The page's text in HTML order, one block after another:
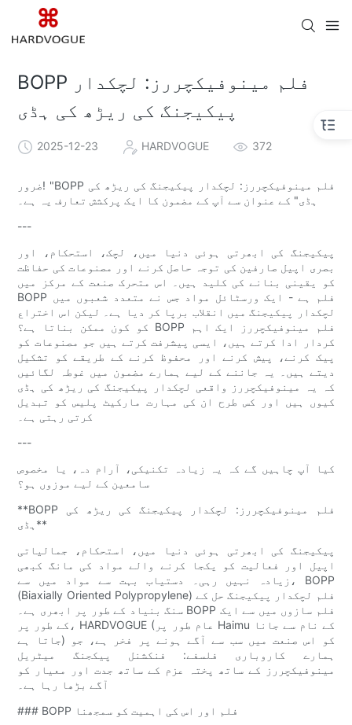
BOPP فلم مینوفیکچررز: لچکدار
پیکیجنگ کی ریڑھ کی ہڈی
2025-12-23 HARDVOGUE 372
ضرور! "BOPP فلم مینوفیکچررز: لچکدار پیکیجنگ کی ریڑھ کی
ہڈی" کے عنوان سے آپ کے مضمون کا ایک پرکشش تعارف یہ ہے۔
---
پیکیجنگ کی ابھرتی ہوئی دنیا میں، لچک، استحکام، اور
بصری اپیل صارفین کی توجہ حاصل کرنے اور مصنوعات کی حفاظت
کو یقینی بنانے کی کلید ہیں۔ اس متحرک صنعت کے مرکز میں
BOPP فلم ہے - ایک ورسٹائل مواد جس نے متعدد شعبوں میں
لچکدار پیکیجنگ میں انقلاب برپا کر دیا ہے۔ لیکن اس اختراع
کو کون ممکن بناتا ہے؟ BOPP فلم مینوفیکچررز ایک اہم
کردار ادا کرتے ہیں، ایسی پیشرفت کرتے ہیں جو مصنوعات کو
پیک کرنے، پیش کرنے اور محفوظ کرنے کے طریقے کو تشکیل
دیتے ہیں۔ یہ جاننے کے لیے ہمارے مضمون میں غوطہ لگائیں
کہ یہ مینوفیکچررز واقعی لچکدار پیکیجنگ کی ریڑھ کی ہڈی
کیوں ہیں اور کس طرح ان کی مہارت مارکیٹ پلیس کو تبدیل
کرتی رہتی ہے۔
---
کیا آپ چاہیں گے کہ یہ زیادہ تکنیکی، آرام دہ، یا مخصوص
سامعین کے لیے موزوں ہو؟
**BOPP فلم مینوفیکچررز: لچکدار پیکیجنگ کی ریڑھ کی
ہڈی**
پیکیجنگ کی ابھرتی ہوئی دنیا میں، استحکام، جمالیاتی
اپیل اور فعالیت کو یکجا کرنے والے مواد کی مانگ کبھی
زیادہ نہیں رہی۔ دستیاب بہت سے مواد میں سے، BOPP
(Biaxially Oriented Polypropylene) فلم لچکدار پیکیجنگ حل کے
سنگ بنیاد کے طور پر ابھری ہے۔ BOPP فلم سازوں میں سے ایک
کے طور پر، HARDVOGUE (عام طور پر Haimu کے نام سے جانا
جاتا ہے) کو اس صنعت میں سب سے آگے ہونے پر فخر ہے، جو
ہمارے کاروباری فلسفے: فنکشنل پیکجنگ میٹریل
مینوفیکچررز کے ساتھ پختہ عزم کے ساتھ جدت اور معیار کو
آگے بڑھا رہا ہے۔
### BOPP فلم اور اس کی اہمیت کو سمجھنا